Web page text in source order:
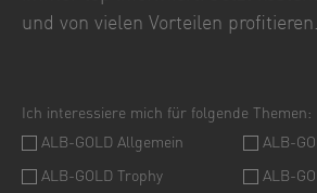
und von vielen Vorteilen profitieren.